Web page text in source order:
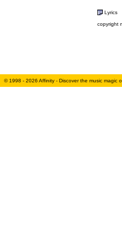
Lyrics
copyright
© 1998 - 2026 Affinity - Discover the music magic